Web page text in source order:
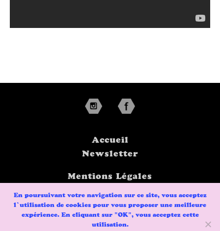
Accueil
Newsletter
Mentions Légales
Confidentialité
Contact
En poursuivant votre navigation sur ce site, vous acceptez
l’utilisation de cookies pour vous proposer une meilleure
expérience. En cliquant sur "OK", vous acceptez cette
utilisation.